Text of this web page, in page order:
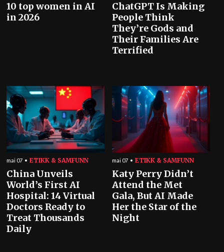
10 top women in AI
in 2026
ChatGPT Is Making
People Think
They’re Gods and
Their Families Are
Terrified
mai 07 ETIKK & SAMFUNN
China Unveils
World’s First AI
Hospital: 14 Virtual
Doctors Ready to
Treat Thousands
Daily
mai 07 ETIKK & SAMFUNN
Katy Perry Didn’t
Attend the Met
Gala, But AI Made
Her the Star of the
Night